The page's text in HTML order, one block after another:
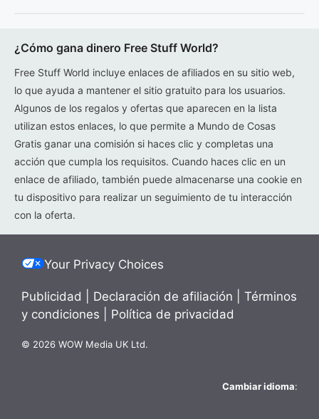
¿Cómo gana dinero Free Stuff World?
Free Stuff World incluye enlaces de afiliados en su sitio web,
lo que ayuda a mantener el sitio gratuito para los usuarios.
Algunos de los regalos y ofertas que aparecen en la lista
utilizan estos enlaces, lo que permite a Mundo de Cosas
Gratis ganar una comisión si haces clic y completas una
acción que cumpla los requisitos. Cuando haces clic en un
enlace de afiliado, también puede almacenarse una cookie en
tu dispositivo para realizar un seguimiento de tu interacción
con la oferta.
Your Privacy Choices
Publicidad Declaración de afiliación
Términos
y condiciones
Política de privacidad
© 2026 WOW Media UK Ltd.
Cambiar idioma: